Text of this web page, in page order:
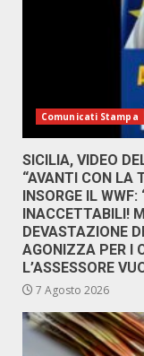
Comunicati Stampa
SICILIA, VIDEO
“AVANTI CON LA
INSORGE IL
INACCETTABILI!
DEVASTAZIONE
AGONIZZA PER I
L’ASSESSORE
7 Agosto 2026